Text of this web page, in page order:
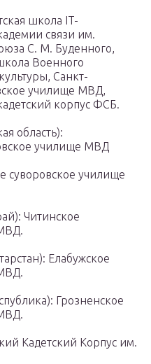
школа IT-
связи им.
С. М. Буденного,
Военного
Санкт-
училище МВД,
корпус ФСБ.
область):
училище МВД
суворовское училище
Читинское
Елабужское
Грозненское
Кадетский Корпус им.